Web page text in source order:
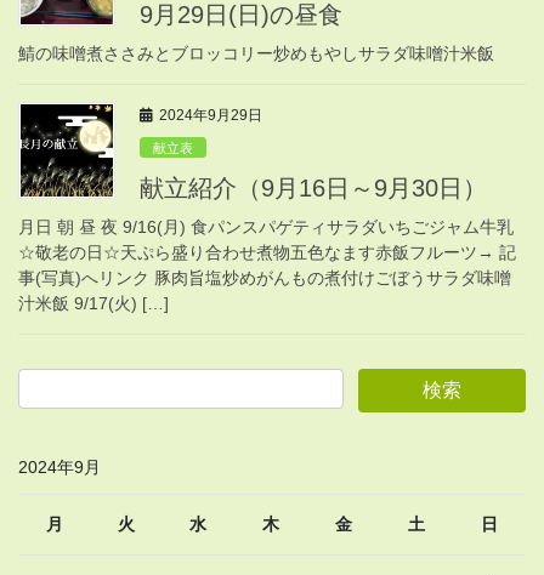
9月29日(日)の昼食
鯖の味噌煮ささみとブロッコリー炒めもやしサラダ味噌汁米飯
2024年9月29日
献立表
献立紹介（9月16日～9月30日）
月日 朝 昼 夜 9/16(月) 食パンスパゲティサラダいちごジャム牛乳
☆敬老の日☆天ぷら盛り合わせ煮物五色なます赤飯フルーツ→ 記
事(写真)へリンク 豚肉旨塩炒めがんもの煮付けごぼうサラダ味噌
汁米飯 9/17(火) […]
2024年9月
月 火 水 木 金 土 日